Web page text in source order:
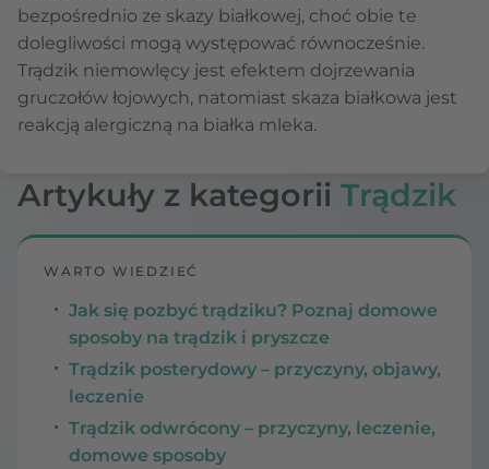
bezpośrednio ze skazy białkowej, choć obie te
dolegliwości mogą występować równocześnie.
Trądzik niemowlęcy jest efektem dojrzewania
gruczołów łojowych, natomiast skaza białkowa jest
reakcją alergiczną na białka mleka.
Artykuły z kategorii Trądzik
WARTO WIEDZIEĆ
Jak się pozbyć trądziku? Poznaj domowe
sposoby na trądzik i pryszcze
Trądzik posterydowy – przyczyny, objawy,
leczenie
Trądzik odwrócony – przyczyny, leczenie,
domowe sposoby